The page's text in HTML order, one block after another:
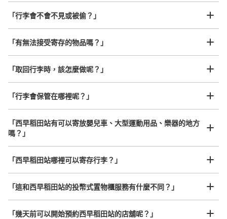
可保管的行李數
大的:2/ ¥700中等的:5/ ¥500小的 13/ ¥400
付款方式
查看此投幣式儲物櫃的位置
工作人員拍完行李照片後
放下行李，愉快度過一整天！
我們與許多地點方便的車站內店舖以及24小時營業的店鋪合作。
任何尺寸的行李都OK
樂器、嬰兒車、腳踏車等，只要是1個人能搬運的行李尺寸就OK
「行李會不會不見或被偷？」
「有無法接受寄存的物品嗎？」
「取回行李時，該怎麼做呢？」
「行李會保管在哪裡呢？」
「西早稻田站有可以寄放嬰兒車、大型運動用品、樂器的地方
嗎？」
「西早稻田站哪裡可以寄存行李？」
「這和西早稻田站的投幣式置物櫃服務有什麼不同？」
「幾天前可以開始預約西早稻田站的店舖呢？」